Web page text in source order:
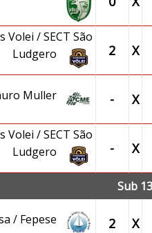
Volei / SECT São
Ludgero
2 X
Muller - X
Volei / SECT São
Ludgero
- X
Sub
/ Fepese 2 X